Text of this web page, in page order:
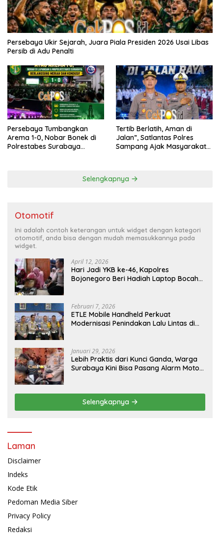
Persebaya Ukir Sejarah, Juara Piala Presiden 2026 Usai Libas
Persib di Adu Penalti
Persebaya Tumbangkan
Arema 1-0, Nobar Bonek di
Polrestabes Surabaya
Tertib Berlatih, Aman di
Jalan”, Satlantas Polres
Sampang Ajak Masyarakat
Selengkapnya
Otomotif
Ini adalah contoh keterangan untuk widget dengan kategori
otomotif, anda bisa dengan mudah memasukkannya pada
widget.
April 12, 2026
Hari Jadi YKB ke-46, Kapolres
Bojonegoro Beri Hadiah Laptop Bocah
Februari 7, 2026
ETLE Mobile Handheld Perkuat
Modernisasi Penindakan Lalu Lintas di
Januari 29, 2026
Lebih Praktis dari Kunci Ganda, Warga
Surabaya Kini Bisa Pasang Alarm Motor
Selengkapnya
Laman
Disclaimer
Indeks
Kode Etik
Pedoman Media Siber
Privacy Policy
Redaksi